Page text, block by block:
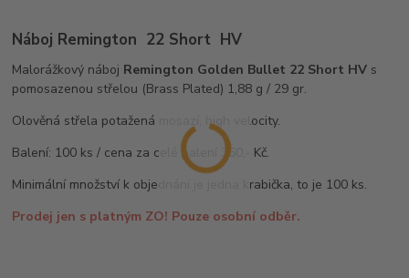
Náboj Remington 22 Short HV
Malorážkový náboj Remington Golden Bullet 22 Short HV s
pomosazenou střelou (Brass Plated) 1,88 g / 29 gr.
Olověná střela potažená mosazí, high velocity.
Balení: 100 ks / cena za celé balení 360,- Kč.
Minimální množství k objednání je jedna krabička, to je 100 ks.
Prodej jen s platným ZO! Pouze osobní odběr.